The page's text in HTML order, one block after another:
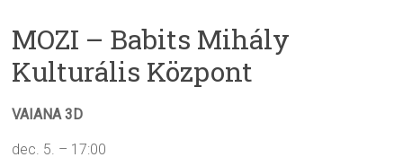
MOZI – Babits Mihály
Kulturális Központ
VAIANA 3D
dec. 5. – 17:00